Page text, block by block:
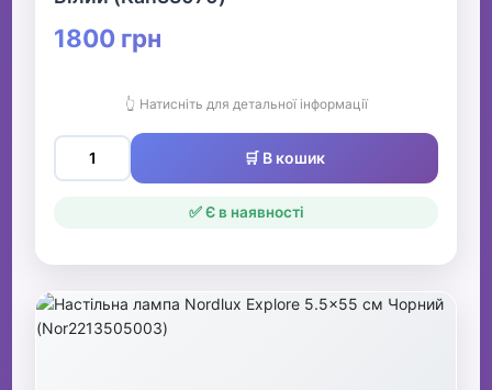
1800 грн
👆 Натисніть для детальної інформації
🛒 В кошик
✅ Є в наявності